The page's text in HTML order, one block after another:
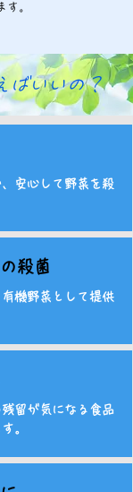
す。
ばいいの？
安心して野菜を殺
殺菌
機野菜として提供
留が気になる食品
。